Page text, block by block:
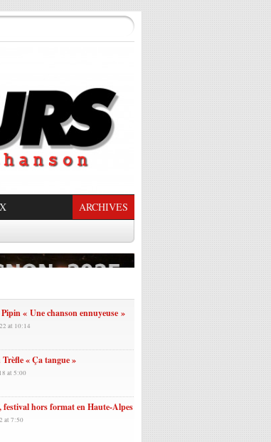
ARCHIVES
« Une chanson ennuyeuse »
at 10:14
« Ça tangue »
at 5:00
festival hors format en Haute-Alpes
at 7:50